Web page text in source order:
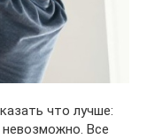
что лучше:
Все